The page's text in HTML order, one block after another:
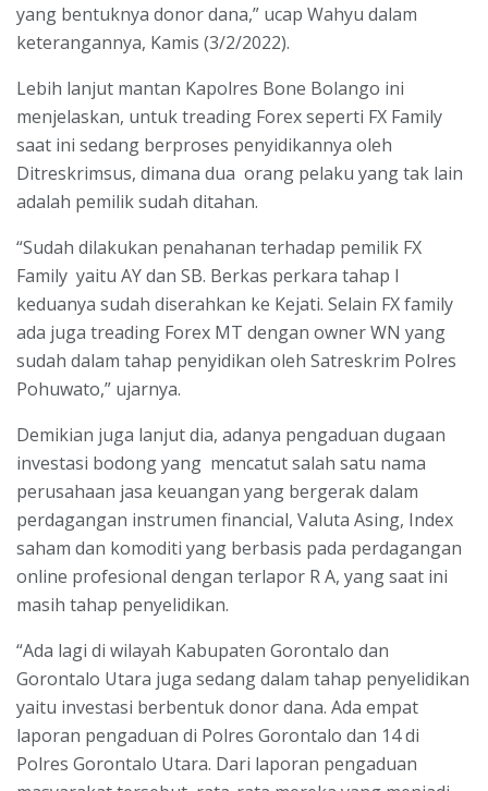
yang bentuknya donor dana,” ucap Wahyu dalam
keterangannya, Kamis (3/2/2022).
Lebih lanjut mantan Kapolres Bone Bolango ini
menjelaskan, untuk treading Forex seperti FX Family
saat ini sedang berproses penyidikannya oleh
Ditreskrimsus, dimana dua orang pelaku yang tak lain
adalah pemilik sudah ditahan.
“Sudah dilakukan penahanan terhadap pemilik FX
Family yaitu AY dan SB. Berkas perkara tahap I
keduanya sudah diserahkan ke Kejati. Selain FX family
ada juga treading Forex MT dengan owner WN yang
sudah dalam tahap penyidikan oleh Satreskrim Polres
Pohuwato,” ujarnya.
Demikian juga lanjut dia, adanya pengaduan dugaan
investasi bodong yang mencatut salah satu nama
perusahaan jasa keuangan yang bergerak dalam
perdagangan instrumen financial, Valuta Asing, Index
saham dan komoditi yang berbasis pada perdagangan
online profesional dengan terlapor R A, yang saat ini
masih tahap penyelidikan.
“Ada lagi di wilayah Kabupaten Gorontalo dan
Gorontalo Utara juga sedang dalam tahap penyelidikan
yaitu investasi berbentuk donor dana. Ada empat
laporan pengaduan di Polres Gorontalo dan 14 di
Polres Gorontalo Utara. Dari laporan pengaduan